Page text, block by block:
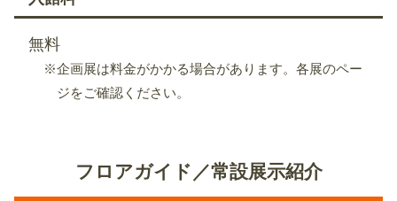
無料
※企画展は料金がかかる場合があります。各展のペー
ジをご確認ください。
フロアガイド／常設展示紹介